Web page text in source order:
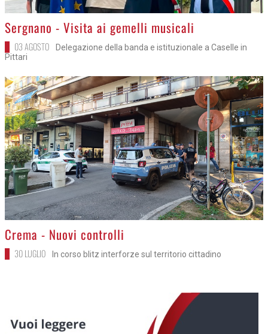
>
Sergnano - Visita ai gemelli musicali
03 AGOSTO
Delegazione della banda e istituzionale a Caselle in
Pittari
>
Crema - Nuovi controlli
30 LUGLIO In corso blitz interforze sul territorio cittadino